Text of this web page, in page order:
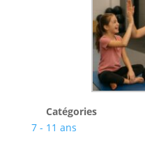
Catégories
7 - 11 ans